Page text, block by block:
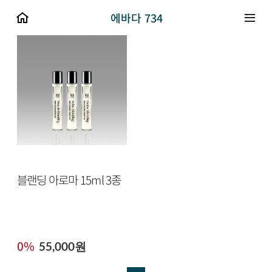
에바다 734
블랜딩 아로마 15ml 3종
0% 55,000원